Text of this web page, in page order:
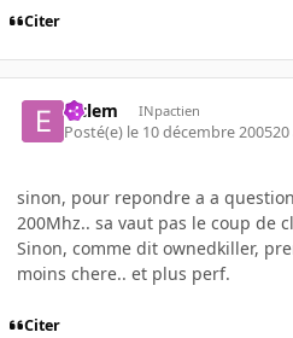
Citer
elclem INpactien
Posté(e) le 10 décembre 200520
sinon, pour repondre a a
200Mhz.. sa vaut pas le coup de
Sinon, comme dit ownedkiller,
moins chere.. et plus perf.
Citer